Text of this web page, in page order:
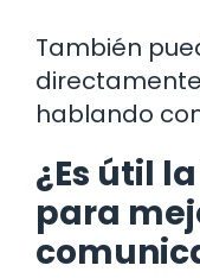
También
hablando
¿Es útil
para